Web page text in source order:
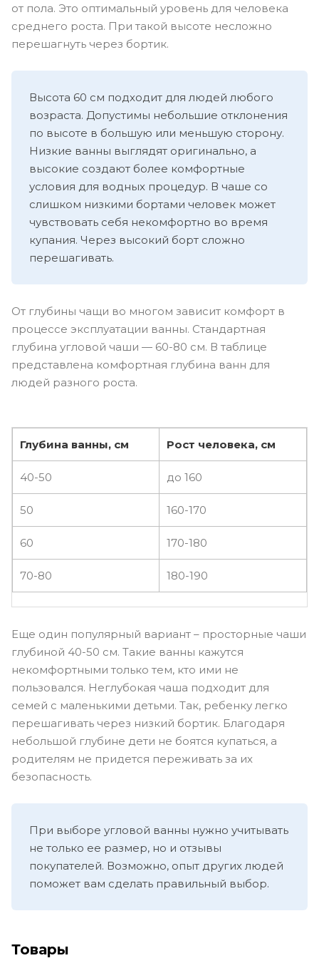
от пола. Это оптимальный уровень для человека
среднего роста. При такой высоте несложно
перешагнуть через бортик.
Высота 60 см подходит для людей любого
возраста. Допустимы небольшие отклонения
по высоте в большую или меньшую сторону.
Низкие ванны выглядят оригинально, а
высокие создают более комфортные
условия для водных процедур. В чаше со
слишком низкими бортами человек может
чувствовать себя некомфортно во время
купания. Через высокий борт сложно
перешагивать.
От глубины чащи во многом зависит комфорт в
процессе эксплуатации ванны. Стандартная
глубина угловой чаши — 60-80 см. В таблице
представлена комфортная глубина ванн для
людей разного роста.
Глубина ванны, см Рост человека, см
40-50 до 160
50 160-170
60 170-180
70-80 180-190
Еще один популярный вариант – просторные чаши
глубиной 40-50 см. Такие ванны кажутся
некомфортными только тем, кто ими не
пользовался. Неглубокая чаша подходит для
семей с маленькими детьми. Так, ребенку легко
перешагивать через низкий бортик. Благодаря
небольшой глубине дети не боятся купаться, а
родителям не придется переживать за их
безопасность.
При выборе угловой ванны нужно учитывать
не только ее размер, но и отзывы
покупателей. Возможно, опыт других людей
поможет вам сделать правильный выбор.
Товары